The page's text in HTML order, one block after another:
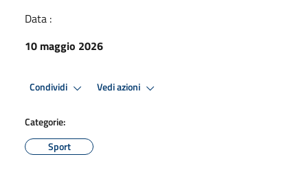
Data :
10 maggio 2026
Condividi Vedi azioni
Categorie:
Sport